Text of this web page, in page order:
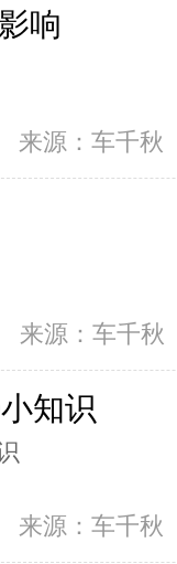
响
来源：车千秋
来源：车千秋
知识
来源：车千秋